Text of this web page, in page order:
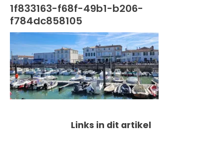
1f833163-f68f-49b1-b206-
f784dc858105
Links in dit artikel